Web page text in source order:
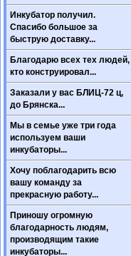
Инкубатор получил.
Спасибо большое за
быструю доставку...
Благодарю всех тех людей,
кто конструировал...
Заказали у вас БЛИЦ-72 ц,
до Брянска...
Мы в семье уже три года
используем ваши
инкубаторы...
Хочу поблагодарить всю
вашу команду за
прекрасную работу...
Приношу огромную
благодарность людям,
производящим такие
инкубаторы...